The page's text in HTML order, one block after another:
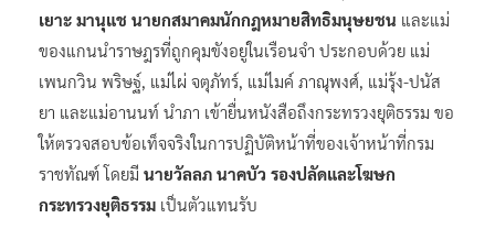
เยาะ มานุแช นายกสมาคมนักกฎหมายสิทธิมนุษยชน และแม่
ของแกนนำราษฎรที่ถูกคุมขังอยู่ในเรือนจำ ประกอบด้วย แม่
เพนกวิน พริษฐ์, แม่ไผ่ จตุภัทร์, แม่ไมค์ ภาณุพงศ์, แม่รุ้ง-ปนัส
ยา และแม่อานนท์ นำภา เข้ายื่นหนังสือถึงกระทรวงยุติธรรม ขอ
ให้ตรวจสอบข้อเท็จจริงในการปฏิบัติหน้าที่ของเจ้าหน้าที่กรม
ราชทัณฑ์ โดยมี นายวัลลภ นาคบัว รองปลัดและโฆษก
กระทรวงยุติธรรม เป็นตัวแทนรับ